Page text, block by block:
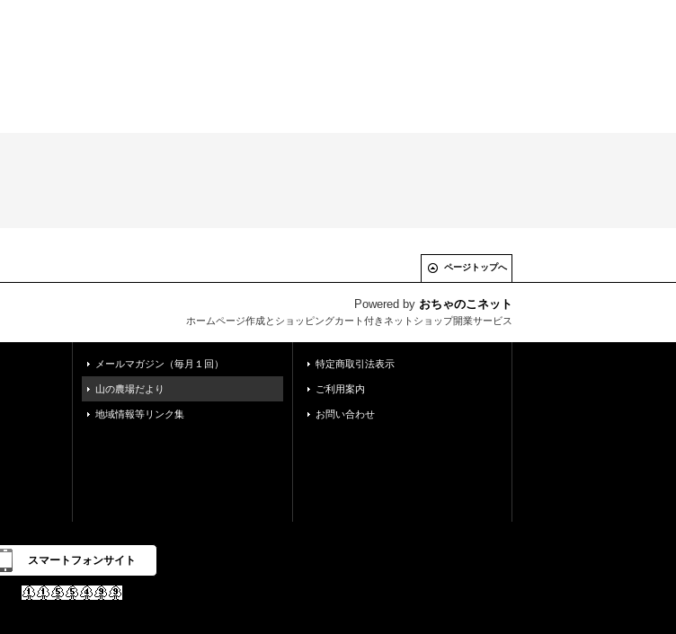
ページトップへ
Powered by おちゃのこネット
ホームページ作成とショッピングカート付きネットショップ開業サービス
メールマガジン（毎月１回）
山の農場だより
地域情報等リンク集
特定商取引法表示
ご利用案内
お問い合わせ
スマートフォンサイト